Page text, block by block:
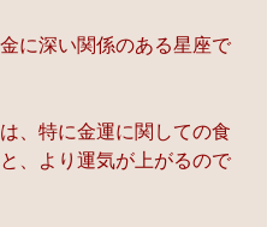
に深い関係のある星座で
、特に金運に関しての食
、より運気が上がるので